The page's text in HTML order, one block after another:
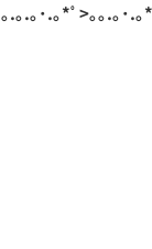
｡.｡.｡･.｡*ﾟ>｡｡.｡･.｡